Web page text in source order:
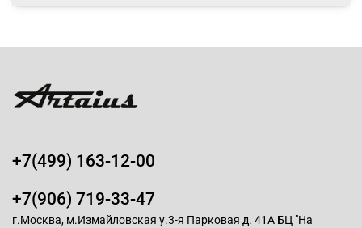
+7(499) 163-12-00
+7(906) 719-33-47
г.Москва, м.Измайловская у.3-я Парковая д. 41А БЦ "На